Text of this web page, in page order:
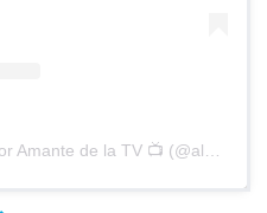
Una publicación compartida por Amante de la TV 📺 (@alguien_te_observa)